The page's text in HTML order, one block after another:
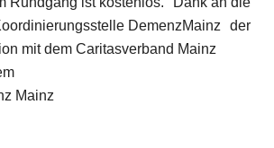
DemenzMainz der
mit dem Caritasverband Mainz
Mainz